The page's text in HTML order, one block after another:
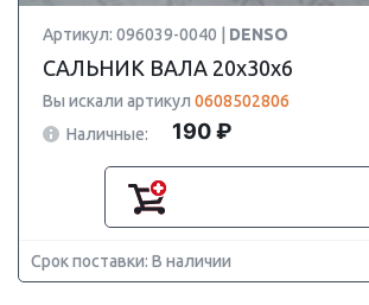
Артикул: 096039-0040 | DENSO
САЛЬНИК ВАЛА 20х30х6
Вы искали артикул 0608502806
Наличные:
190 ₽
Срок поставки: В наличии